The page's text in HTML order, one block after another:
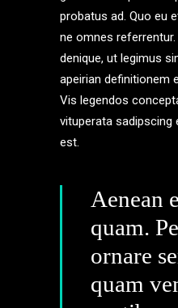
probatus ad. Quo eu
ne omnes
denique, ut legimus
apeirian definitionem
Vis legendos
vituperata sadipscing
est.
Aenean
quam.
ornare
quam